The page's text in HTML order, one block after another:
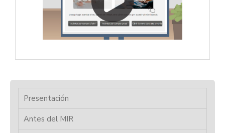
Presentación
Antes del MIR